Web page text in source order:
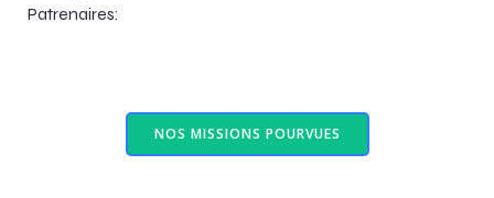
Patrenaires:
NOS MISSIONS POURVUES